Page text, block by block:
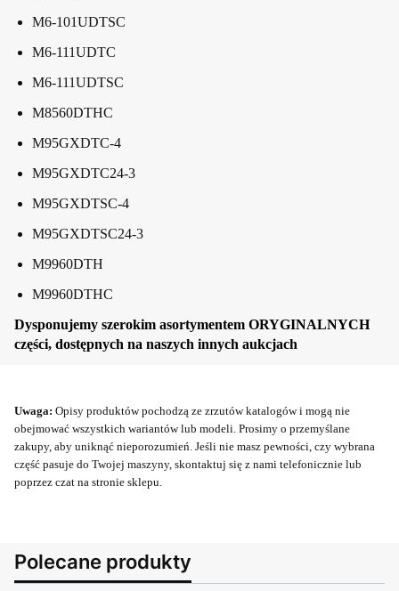
M6-101UDTSC
M6-111UDTC
M6-111UDTSC
M8560DTHC
M95GXDTC-4
M95GXDTC24-3
M95GXDTSC-4
M95GXDTSC24-3
M9960DTH
M9960DTHC
Dysponujemy szerokim asortymentem ORYGINALNYCH
części, dostępnych na naszych innych aukcjach
Uwaga: Opisy produktów pochodzą ze zrzutów katalogów i mogą nie
obejmować wszystkich wariantów lub modeli. Prosimy o przemyślane
zakupy, aby uniknąć nieporozumień. Jeśli nie masz pewności, czy wybrana
część pasuje do Twojej maszyny, skontaktuj się z nami telefonicznie lub
poprzez czat na stronie sklepu.
Polecane produkty